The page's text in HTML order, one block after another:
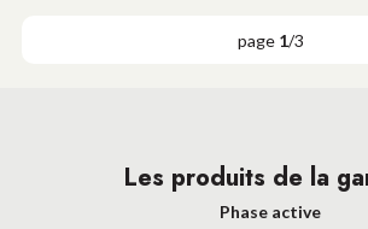
page 1/3
Les produits de la
Phase active